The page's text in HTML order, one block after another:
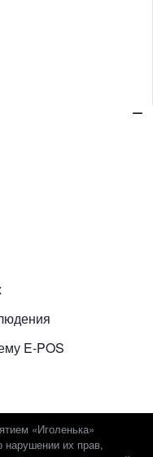
E-POS
«Иголенька»
нарушении их прав,